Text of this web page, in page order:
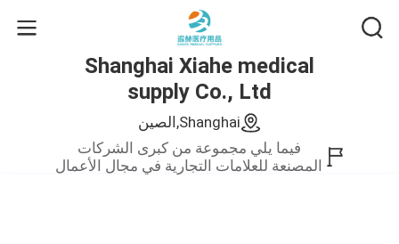
Shanghai Xiahe medical
supply Co., Ltd
Shanghai,الصين
فيما يلي مجموعة من كبرى الشركات
المصنعة للعلامات التجارية في مجال الأعمال